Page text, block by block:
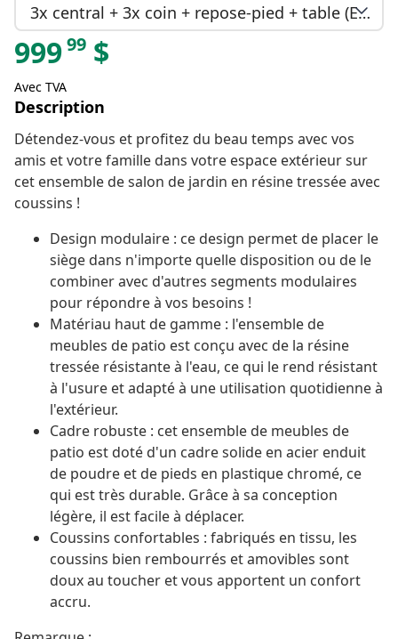
3x central + 3x coin + repose-pied + table (En rupture de stock)
99999 $
Avec TVA
Description
Détendez-vous et profitez du beau temps avec vos
amis et votre famille dans votre espace extérieur sur
cet ensemble de salon de jardin en résine tressée avec
coussins !
Design modulaire : ce design permet de placer le
siège dans n'importe quelle disposition ou de le
combiner avec d'autres segments modulaires
pour répondre à vos besoins !
Matériau haut de gamme : l'ensemble de
meubles de patio est conçu avec de la résine
tressée résistante à l'eau, ce qui le rend résistant
à l'usure et adapté à une utilisation quotidienne à
l'extérieur.
Cadre robuste : cet ensemble de meubles de
patio est doté d'un cadre solide en acier enduit
de poudre et de pieds en plastique chromé, ce
qui est très durable. Grâce à sa conception
légère, il est facile à déplacer.
Coussins confortables : fabriqués en tissu, les
coussins bien rembourrés et amovibles sont
doux au toucher et vous apportent un confort
accru.